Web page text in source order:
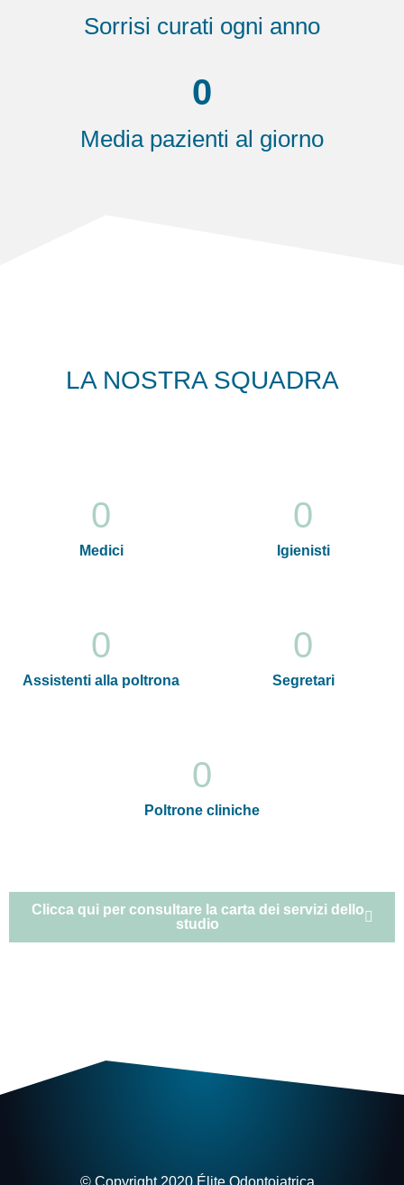
Sorrisi curati ogni anno
Media pazienti al giorno
0
LA NOSTRA SQUADRA
Medici
0
Igienisti
0
Assistenti alla poltrona
0
Segretari
0
Poltrone cliniche
0
Clicca qui per consultare la carta dei servizi dello
studio
© Copyright 2020 Élite Odontoiatrica